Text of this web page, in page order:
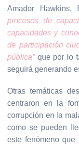
Amador
procesos de
capacidades y
de participación
pública” que por lo
seguirá generando
Otras temáticas
centraron en la
corrupción en la
como se pueden
este fenómeno que